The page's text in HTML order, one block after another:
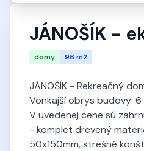
JÁNOŠÍK -
domy 96 m2
JÁNOŠÍK - Rekreačný
Vonkajší obrys budovy: 6
V uvedenej cene sú
- komplet drevený
50x150mm, strešné